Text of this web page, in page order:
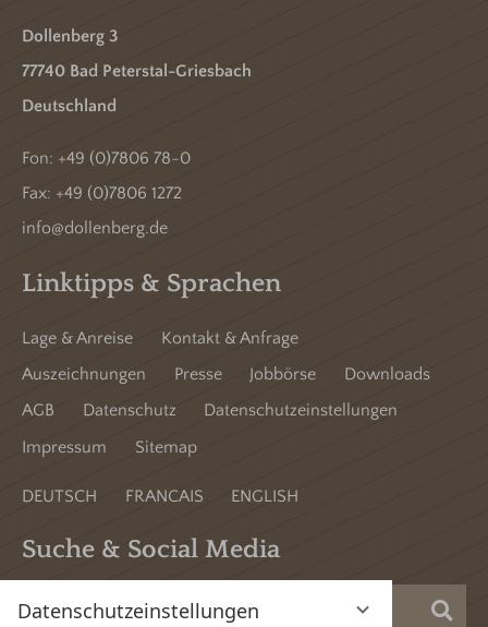
Datenschutzeinstellungen
Dollenberg 3
77740 Bad Peterstal-Griesbach
Deutschland
Fon: +49 (0)7806 78-0
Fax: +49 (0)7806 1272
info@dollenberg.de
Linktipps & Sprachen
Lage & Anreise
Kontakt & Anfrage
Auszeichnungen
Presse Jobbörse
Downloads
AGB
Datenschutz
Datenschutzeinstellungen
Impressum
Sitemap
DEUTSCH FRANCAIS ENGLISH
Suche & Social Media